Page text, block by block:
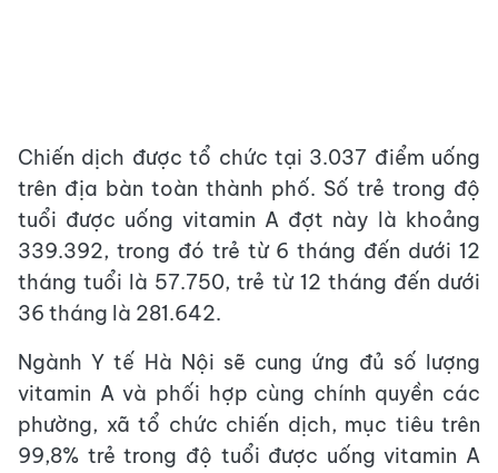
Chiến dịch được tổ chức tại 3.037 điểm uống
trên địa bàn toàn thành phố. Số trẻ trong độ
tuổi được uống vitamin A đợt này là khoảng
339.392, trong đó trẻ từ 6 tháng đến dưới 12
tháng tuổi là 57.750, trẻ từ 12 tháng đến dưới
36 tháng là 281.642.
Ngành Y tế Hà Nội sẽ cung ứng đủ số lượng
vitamin A và phối hợp cùng chính quyền các
phường, xã tổ chức chiến dịch, mục tiêu trên
99,8% trẻ trong độ tuổi được uống vitamin A